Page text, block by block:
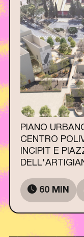
PIANO
CENTRO
INCIPIT E
60 MIN